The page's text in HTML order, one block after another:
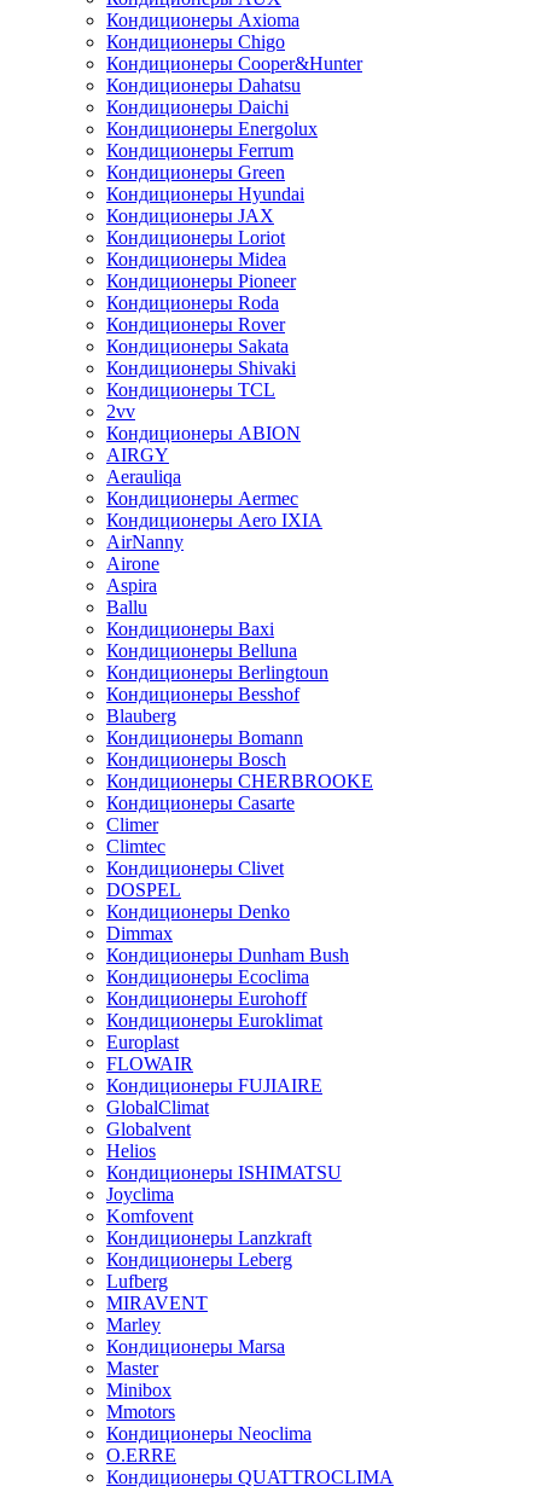
Кондиционеры Axioma
Кондиционеры Chigo
Кондиционеры Cooper&Hunter
Кондиционеры Dahatsu
Кондиционеры Daichi
Кондиционеры Energolux
Кондиционеры Ferrum
Кондиционеры Green
Кондиционеры Hyundai
Кондиционеры JAX
Кондиционеры Loriot
Кондиционеры Midea
Кондиционеры Pioneer
Кондиционеры Roda
Кондиционеры Rover
Кондиционеры Sakata
Кондиционеры Shivaki
Кондиционеры TCL
2vv
Кондиционеры ABION
AIRGY
Aerauliqa
Кондиционеры Aermec
Кондиционеры Aero IXIA
AirNanny
Airone
Aspira
Ballu
Кондиционеры Baxi
Кондиционеры Belluna
Кондиционеры Berlingtoun
Кондиционеры Besshof
Blauberg
Кондиционеры Bomann
Кондиционеры Bosch
Кондиционеры CHERBROOKE
Кондиционеры Casarte
Climer
Climtec
Кондиционеры Clivet
DOSPEL
Кондиционеры Denko
Dimmax
Кондиционеры Dunham Bush
Кондиционеры Ecoclima
Кондиционеры Eurohoff
Кондиционеры Euroklimat
Europlast
FLOWAIR
Кондиционеры FUJIAIRE
GlobalClimat
Globalvent
Helios
Кондиционеры ISHIMATSU
Joyclima
Komfovent
Кондиционеры Lanzkraft
Кондиционеры Leberg
Lufberg
MIRAVENT
Marley
Кондиционеры Marsa
Master
Minibox
Mmotors
Кондиционеры Neoclima
O.ERRE
Кондиционеры QUATTROCLIMA